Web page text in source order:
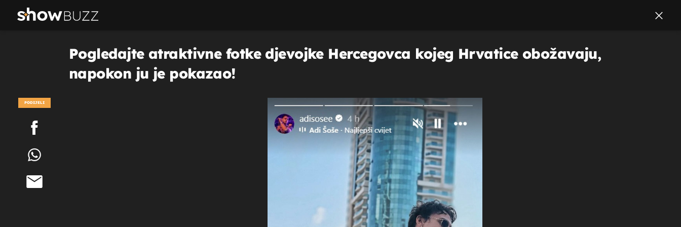
Pogledajte atraktivne fotke djevojke Hercegovca kojeg Hrvatice obožavaju,
napokon ju je pokazao!
PODIJELI